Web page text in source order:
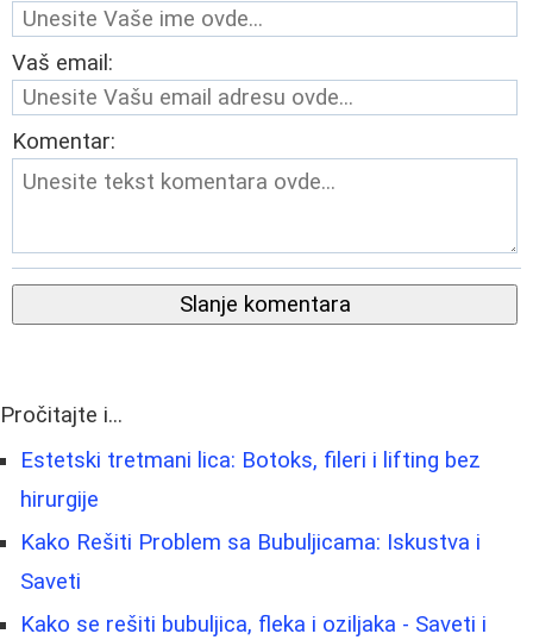
Vaš email:
Komentar:
Slanje komentara
Pročitajte i...
Estetski tretmani lica: Botoks, fileri i lifting bez
hirurgije
Kako Rešiti Problem sa Bubuljicama: Iskustva i
Saveti
Kako se rešiti bubuljica, fleka i oziljaka - Saveti i